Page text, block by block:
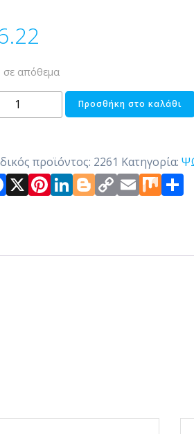
σε απόθεμα
Προσθήκη στο καλάθι
προϊόντος: 2261 Κατηγορία:
Facebook
X Pinterest
LinkedIn
Blogger
Copy
Link
Email
Mix